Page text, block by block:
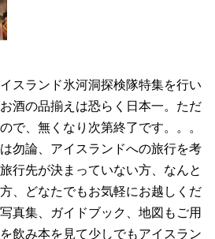
スランド氷河洞探検隊特集を行い
酒の品揃えは恐らく日本一。ただ
で、無くなり次第終了です。。。
勿論、アイスランドへの旅行を考
行先が決まっていない方、なんと
、どなたでもお気軽にお越しくだ
真集、ガイドブック、地図もご用
飲み本を見て少しでもアイスラン